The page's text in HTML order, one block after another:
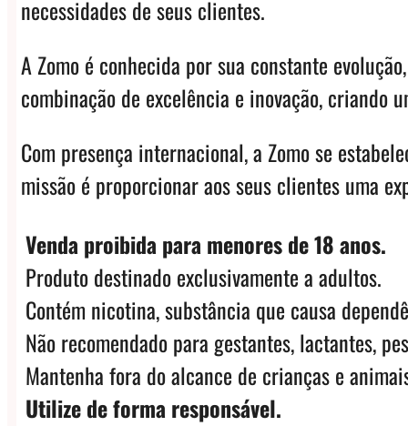
necessidades de seus clientes.
A Zomo é conhecida por sua constante
combinação de excelência e inovação, criando
Com presença internacional, a Zomo se
missão é proporcionar aos seus clientes uma
Venda proibida para menores de 18 anos.
Produto destinado exclusivamente a adultos.
Contém nicotina, substância que causa
Não recomendado para gestantes, lactantes,
Mantenha fora do alcance de crianças e
Utilize de forma responsável.